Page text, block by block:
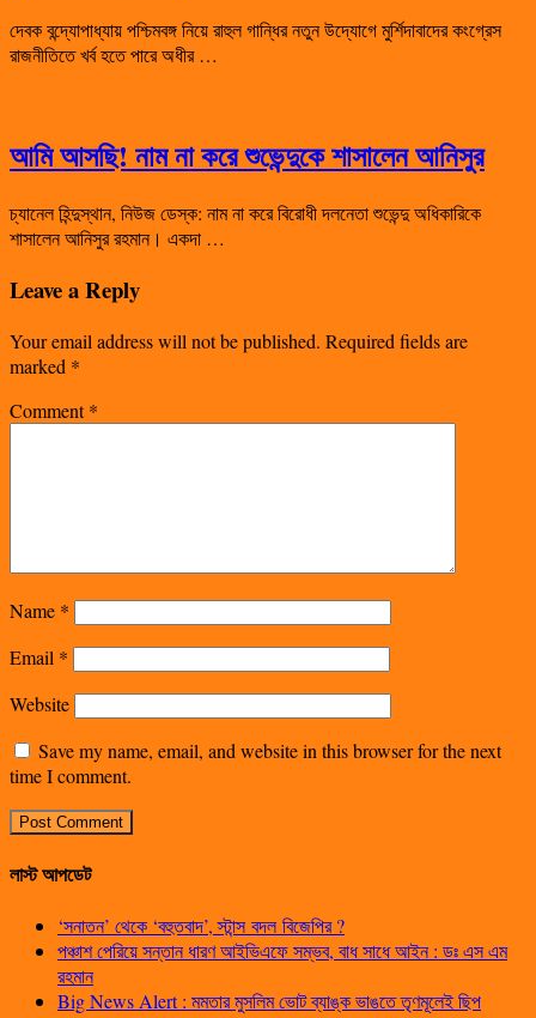
দেবক বন্দ্যোপাধ্যায় পশ্চিমবঙ্গ নিয়ে রাহুল গান্ধির নতুন উদ্যোগে মুর্শিদাবাদের কংগ্রেস
রাজনীতিতে খর্ব হতে পারে অধীর …
আমি আসছি! নাম না করে শুভেন্দুকে শাসালেন আনিসুর
চ্যানেল হিন্দুস্থান, নিউজ ডেস্ক: নাম না করে বিরোধী দলনেতা শুভেন্দু অধিকারিকে
শাসালেন আনিসুর রহমান। একদা …
Leave a Reply
Your email address will not be published. Required fields are
marked *
Comment*
Name *
Email *
Website
Save my name, email, and website in this browser for the next
time I comment.
লাস্ট আপডেট
‘সনাতন’ থেকে ‘বহুতবাদ’, স্টান্স বদল বিজেপির ?
পঞ্চাশ পেরিয়ে সন্তান ধারণ আইভিএফে সম্ভব, বাধ সাধে আইন : ডঃ এস এম
রহমান
Big News Alert : মমতার মুসলিম ভোট ব্যাঙ্ক ভাঙতে তৃণমূলেই ছিপ